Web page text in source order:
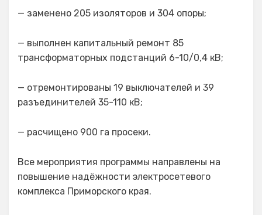
— заменено 205 изоляторов и 304 опоры;
— выполнен капитальный ремонт 85
трансформаторных подстанций 6-10/0,4 кВ;
— отремонтированы 19 выключателей и 39
разъединителей 35-110 кВ;
— расчищено 900 га просеки.
Все мероприятия программы направлены на
повышение надёжности электросетевого
комплекса Приморского края.